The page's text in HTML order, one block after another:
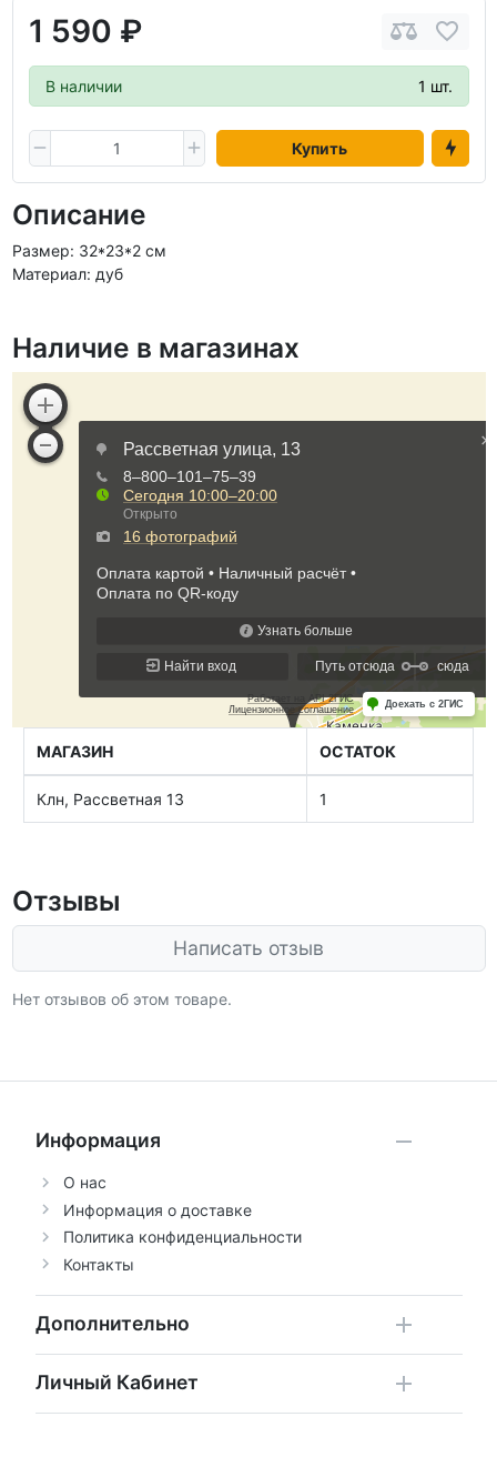
1 590 ₽
В наличии 1 шт.
Купить
Описание
Размер: 32*23*2 см
Материал: дуб
Наличие в магазинах
МАГАЗИН ОСТАТОК
Клн, Рассветная 13 1
Отзывы
Написать отзыв
Нет отзывов об этом товаре.
Информация
О нас
Информация о доставке
Политика конфиденциальности
Контакты
Дополнительно
Личный Кабинет